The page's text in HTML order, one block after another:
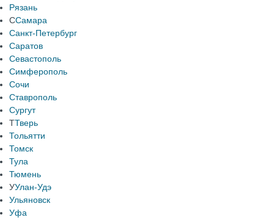
Рязань
ССамара
Санкт-Петербург
Саратов
Севастополь
Симферополь
Сочи
Ставрополь
Сургут
ТТверь
Тольятти
Томск
Тула
Тюмень
УУлан-Удэ
Ульяновск
Уфа